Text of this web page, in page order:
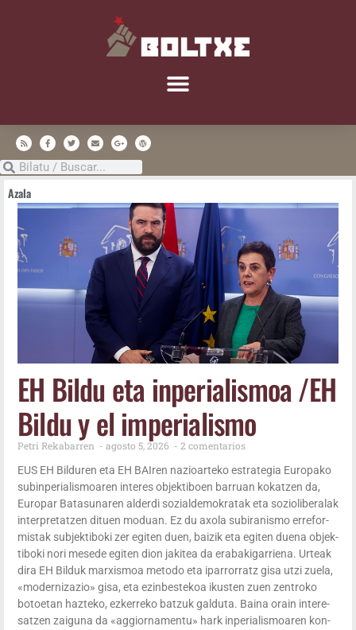
Aza­la
EH Bil­du eta inpe­ria­lis­moa /​EH
Bil­du y el imperialismo
Petri Rekabarren agos­to 5, 2026
2 comentarios
EUS EH Bil­du­ren eta EH BAI­ren nazioar­te­ko estra­te­gia Euro­pa­ko
subin­pe­ria­lis­moa­ren interes objek­ti­boen barruan kokatzen da,
Euro­par Bata­su­na­ren alder­di sozial­de­mo­kra­tak eta sozio­li­be­ra­lak
inter­pre­tatzen dituen moduan. Ez du axo­la subira­nis­mo erre­for­
mis­tak sub­jek­ti­bo­ki zer egi­ten duen, bai­zik eta egi­ten due­na objek­
ti­bo­ki nori mese­de egi­ten dion jaki­tea da era­ba­ki­ga­rrie­na. Urteak
dira EH Bil­duk mar­xis­moa meto­do eta ipa­rro­rratz gisa utzi zue­la,
«moder­ni­za­zio» gisa, eta ezin­bes­te­koa ikus­ten zuen zen­tro­ko
botoe­tan haz­te­ko, ezke­rre­ko batzuk gal­du­ta. Bai­na orain intere­
satzen zai­gu­na da «aggior­na­men­tu» hark inpe­ria­lis­moa­ren kon­